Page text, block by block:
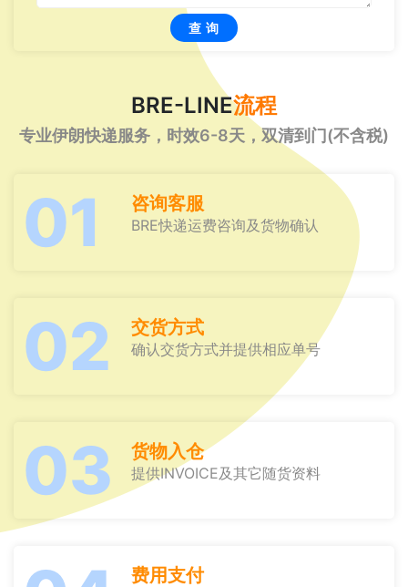
查 询
BRE-LINE流程
专业伊朗快递服务，时效6-8天，双清到门(不含税)
01 咨询客服
BRE快递运费咨询及货物确认
02 交货方式
确认交货方式并提供相应单号
03 货物入仓
提供INVOICE及其它随货资料
费用支付